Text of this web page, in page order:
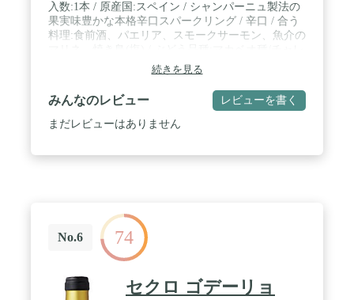
入数:1本 / 原産国:スペイン / シャンパーニュ製法の
果実味豊かな本格辛口スパークリング / 辛口 / 合う
料理:食前酒、パエリア、スモークサーモン、魚介の
ロ種/パレリャーダ種 / アルコール度数:11.5% / 容器:
ボトル / 非常にバランスがよくフレッシュ感が心地
よい辛口スパークリングワイン。リンゴ、洋ナシ、
レモン、トロピカルフルーツなどのアロマ。かすか
なトーストやナッツの香り。 / スパークリング 白
続きを見る
みんなのレビュー レビューを書く
まだレビューはありません
No.6 74
セクロ ゴデーリョ